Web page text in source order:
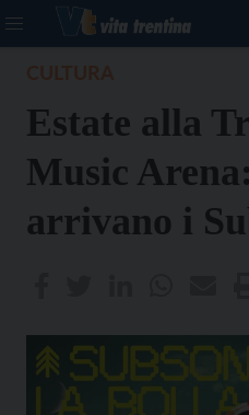
Estate alla
Music
arrivano i